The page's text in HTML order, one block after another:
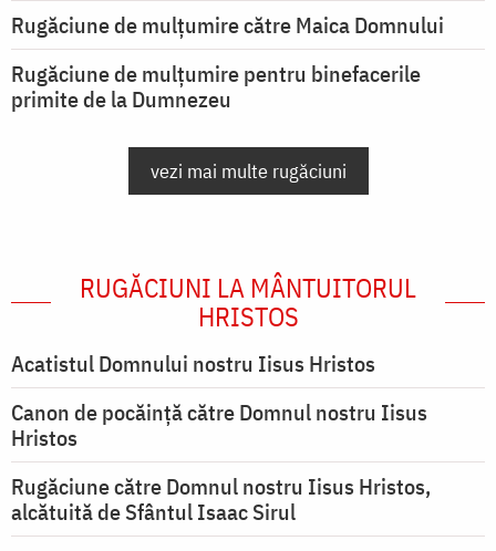
Rugăciune de mulţumire către Maica Domnului
Rugăciune de mulțumire pentru binefacerile
primite de la Dumnezeu
vezi mai multe rugăciuni
RUGĂCIUNI LA MÂNTUITORUL
HRISTOS
Acatistul Domnului nostru Iisus Hristos
Canon de pocăință către Domnul nostru Iisus
Hristos
Rugăciune către Domnul nostru Iisus Hristos,
alcătuită de Sfântul Isaac Sirul